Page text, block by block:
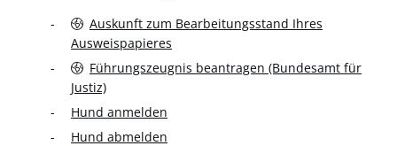
Auskunft zum Bearbeitungsstand Ihres
Ausweispapieres
Führungszeugnis beantragen (Bundesamt für
Justiz)
Hund anmelden
Hund abmelden